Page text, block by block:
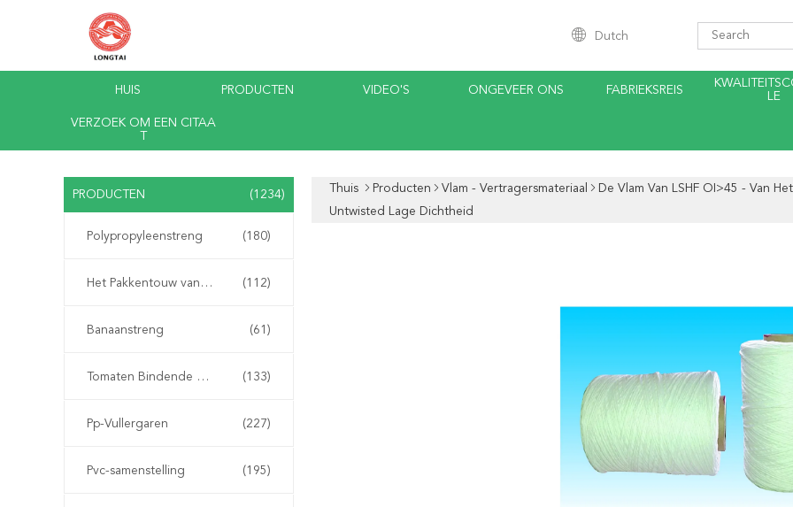
Dutch
HUIS PRODUCTEN VIDEO'S ONGEVEER ONS FABRIEKSREIS
LE
VERZOEK OM EEN CITAA
PRODUCTEN (1234)
Polypropyleenstreng (180)
Het Pakkentouw van pp (112)
Banaanstreng (61)
Tomaten Bindende Streng (133)
Pp-Vullergaren (227)
Pvc-samenstelling (195)
Thuis Producten Vlam - Vertragersmateriaal
De Vlam Van LSHF OI>45 - Van
Untwisted Lage Dichtheid